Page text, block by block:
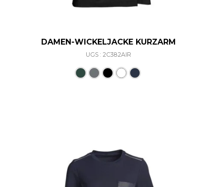
DAMEN-WICKELJACKE KURZARM
UGS : 2C382AIR